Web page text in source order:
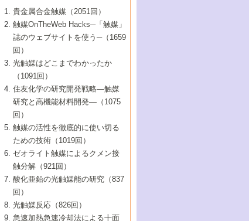
8号 高機能化ポリオレフィンに向けた重合
触媒の最近の進展
7号 持続可能社会実現のための触媒および
触媒関連技術
5号 若手会員による触媒研究の未来展望1：
企業編
6号 第102回触媒討論会
7号 触媒・化学反応における計算化学の進
8号 若手研究者による触媒研究の未来展望
2：大学・研究所編
5号 こんな物質，あんな物質―新たな触媒
の可能性―
7号 『結晶の化学』を活かした触媒研究
8号 イオン液体の応用
5号 水素製造・貯蔵のための触媒技術の新
しい展開
6号 第98回触媒討論会
7号 基礎化学品製造の触媒技術
8号 多機能型リアクター
4号 水分解用光触媒材料
5号 時間分解分光の進歩と応用
6号 第96回触媒討論会
8号 超臨界流体を用いた化学プロセスの新
2号 第93回触媒討論会
3号 特殊エネルギー場の触媒反応
4号 生体内における金属の触媒作用
5号 ファインケミカルズの展開に寄与する
6号 第94回触媒討論会
7号 サブナノレベルでみた新しい表面現象
8号 オレフィン重合触媒の新たな展
1号 なぜこの触媒が良いのか？
2号 第91回触媒討論会
3号 最近の自動車排ガス処理技術
4号 触媒研究の現状と将来─第90回触媒討論
5号 基礎化学品製造の触媒技術
6号 第92回触媒討論会
7号 基礎化学品製造の触媒技術
8号 資源の循環と触媒技術
▼44巻（2002年）
1号 高次制御された触媒の化学
2号 第89回触媒討論会
3号 触媒を利用した電気化学の新展開
4号 ナノ材料の調製と機能化
5号 こんな触媒が欲しい
6号 第90回触媒討論会
7号 触媒研究と学術雑誌/情報
8号 若い世代からみた触媒化学の現状と未
▼43巻（2001年）
1号 グリーンケミストリーと触媒
2号 第87回触媒討論会特集号
3号 生体触媒とバイオプロセス
4号 水素製造・利用の触媒化学
5号 触媒研究における新しい切り口：コン
ビナトリアルケミストリー
6号 第88回触媒討論会特集号
7号 企業における触媒研究のブレークスル
8号 この材料を触媒として使ってみません
▼42巻（2000年）
1号 触媒反応工学の明日を拓く
2号 第85回触媒討論会
3号 反応ダイナミクス
5号 触媒のおもしろさをどのように伝える
6号 第86回触媒討論会
7号 水素化精製触媒の新しい展開
8号 新しい反応性と機能性を目指した金属
クラスタ-化学
▼41巻（1999年）
1号 孔、穴、あな?-特異な空間とその利用-
2号 第83回触媒討論会
3号 均一系触媒反応最前線
4号 実用炭素材料の新展開
5号 研究の方法論を考える
7号 機能性金属材料と触媒
8号 触媒研究へのNMRの応用と展望
▼40巻（1998年）
進展と21世紀への提言/創立40周年記念・触
媒学会この10年の歩みとこれから/創立40周
2号 第81回触媒討論会
3号 計算機触媒化学へのさそい
4号 触媒劣化の制御と予測
5号 最新の実用プロセスと触媒
6号 第82回触媒討論会
1号 均一系と不均一系触媒反応-その特徴と
接点
2号 第79回触媒討論会
3号 最新NO除去触媒の実用化研究
4号 新しい反応場を目指した触媒調製
5号 反応・分離技術の新しい展開
6号 第80回触媒討論会
▼38巻（1996年）
1号 触媒の構造と触媒作用/C1化学を中心と
する21世紀への触媒
3号 オリンピックメダル:金・銀・銅はどん
な触媒作用を示すか
4号 触媒作用における機能の複合化
▼37巻（1995年）
1号 ファインケミカルズと固体触媒
2号 第75回触媒討論会
3号 希土類を利用した触媒
4号 触媒とリサイクル
5号 エネルギー変換触媒
▼36巻（1994年）
1号 電気化学と触媒
2号 第73回触媒討論会
3号 C4化学の展開
4号 《通常号》
▼35巻（1993年）
1号 工業触媒開発マニュアル―探索から工
業化まで
2号 第71回触媒討論会
▼34巻（1992年）
1号 インパクトを与えたこの研究
2号 第69回触媒討論会
▼33巻（1991年）
1号 触媒プロセス開発マニュアル―探索か
▼32巻（1990年）
貴金属合金触媒（2051回）
触媒OnTheWeb Hacks─「触媒」
誌のウェブサイトを使う─（1659
回）
光触媒はどこまでわかったか
（1091回）
住友化学の研究開発戦略―触媒
研究と高機能材料開発―（1075
回）
触媒の活性を徹底的に使い切る
ための技術（1019回）
ゼオライト触媒によるクメン接
触分解（921回）
酸化亜鉛の光触媒能の研究（837
回）
光触媒反応（826回）
急速加熱急速冷却法による十面